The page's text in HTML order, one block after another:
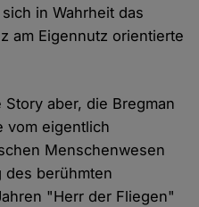
in Wahrheit das
am Eigennutz orientierte
aber, die Bregman
vom eigentlich
Menschenwesen
des berühmten
"Herr der Fliegen"